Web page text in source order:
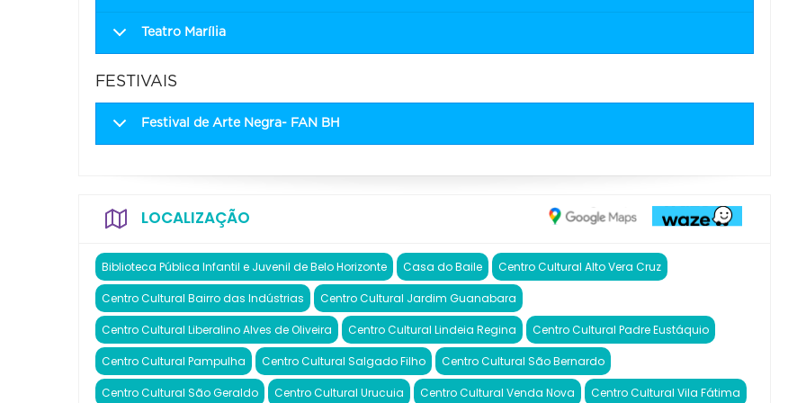
Teatro Marília
FESTIVAIS
Festival de Arte Negra- FAN BH
LOCALIZAÇÃO
Biblioteca Pública Infantil e Juvenil de Belo Horizonte Casa do Baile Centro Cultural Alto Vera Cruz
Centro Cultural Bairro das Indústrias Centro Cultural Jardim Guanabara
Centro Cultural Liberalino Alves de Oliveira Centro Cultural Lindeia Regina Centro Cultural Padre Eustáquio
Centro Cultural Pampulha Centro Cultural Salgado Filho Centro Cultural São Bernardo
Centro Cultural São Geraldo Centro Cultural Urucuia Centro Cultural Venda Nova Centro Cultural Vila Fátima